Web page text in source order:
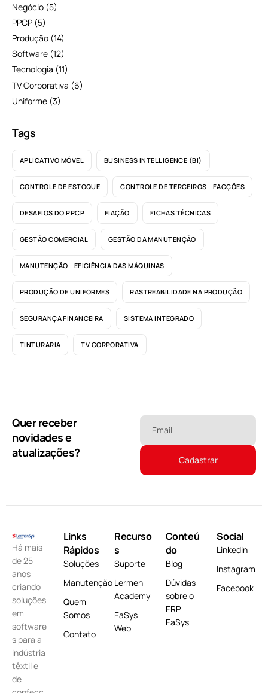
Negócio (5)
PPCP (5)
Produção (14)
Software (12)
Tecnologia (11)
TV Corporativa (6)
Uniforme (3)
Tags
APLICATIVO MÓVEL BUSINESS INTELLIGENCE (BI)
CONTROLE DE ESTOQUE CONTROLE DE TERCEIROS - FACÇÕES
DESAFIOS DO PPCP FIAÇÃO FICHAS TÉCNICAS
GESTÃO COMERCIAL GESTÃO DA MANUTENÇÃO
MANUTENÇÃO - EFICIÊNCIA DAS MÁQUINAS
PRODUÇÃO DE UNIFORMES RASTREABILIDADE NA PRODUÇÃO
SEGURANÇA FINANCEIRA SISTEMA INTEGRADO
TINTURARIA TV CORPORATIVA
Quer receber
novidades e
atualizações?
Email
Há mais
de 25
anos
criando
soluções
em
software
s para a
indústria
têxtil e
de
Links
Rápidos
Soluções
Manutenção
Quem
Somos
Contato
Recurso
s
Suporte
Lermen
Academy
EaSys
Web
Conteú
do
Blog
Dúvidas
sobre o
ERP
EaSys
Social
Linkedin
Instagram
Facebook